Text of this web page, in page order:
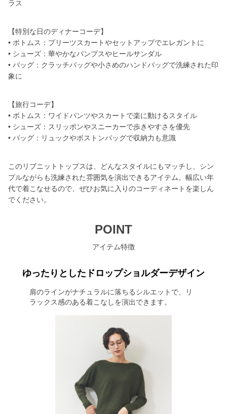
ラス
【特別な日のディナーコーデ】
• ボトムス：プリーツスカートやセットアップでエレガントに
• シューズ：華やかなパンプスやヒールサンダル
• バッグ：クラッチバッグや小さめのハンドバッグで洗練された印
象に
【旅行コーデ】
• ボトムス：ワイドパンツやスカートで楽に動けるスタイル
• シューズ：スリッポンやスニーカーで歩きやすさを優先
• バッグ：リュックやボストンバッグで収納力も意識
このリブニットトップスは、どんなスタイルにもマッチし、シン
プルながらも洗練された雰囲気を演出できるアイテム。幅広い年
代で着こなせるので、ぜひお気に入りのコーディネートを楽しん
でください。
POINT
アイテム特徴
ゆったりとしたドロップショルダーデザイン
肩のラインがナチュラルに落ちるシルエットで、リ
ラックス感のある着こなしを演出できます。